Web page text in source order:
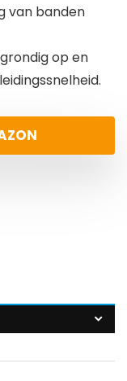
van banden
op en